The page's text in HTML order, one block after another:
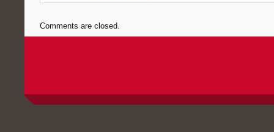
Comments are closed.